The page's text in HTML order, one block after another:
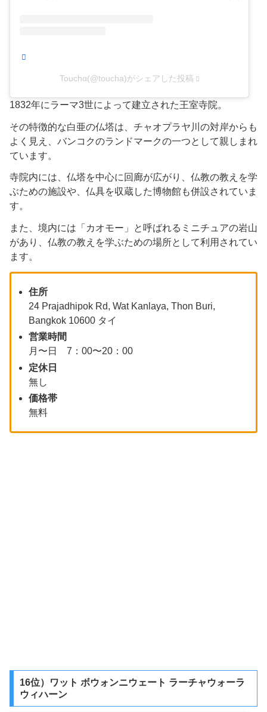
Touchα(@toucha)がシェアした投稿
1832年にラーマ3世によって建立された王室寺院。
​その特徴的な白亜の仏塔は、チャオプラヤ川の対岸からも
よく見え、バンコクのランドマークの一つとして親しまれ
ています。
寺院内には、仏塔を中心に回廊が広がり、仏教の教えを学
ぶための施設や、仏具を収蔵した博物館も併設されていま
す。​
また、境内には「カオモー」と呼ばれるミニチュアの岩山
があり、仏教の教えを学ぶための場所として利用されてい
ます。​
住所
24 Prajadhipok Rd, Wat Kanlaya, Thon Buri,
Bangkok 10600 タイ
営業時間
月〜日 7：00〜20：00
定休日
無し
価格帯
無料
16位）ワット ボウォンニウェート ラーチャウォーラ
ウィハーン